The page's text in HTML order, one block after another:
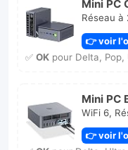
Mini PC
Réseau à
👉 voir
✅ OKpour Delta, Pop,
Mini PC
WiFi 6,
👉 voir